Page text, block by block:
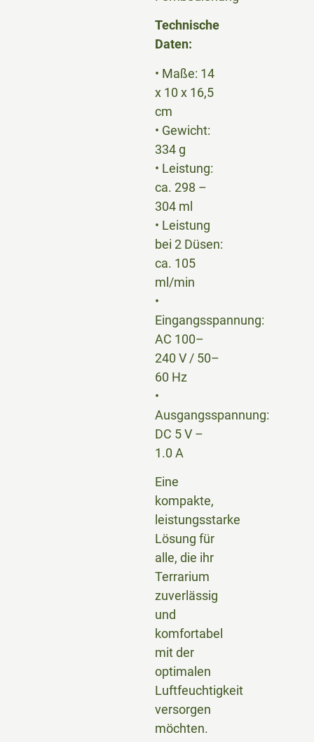
Technische
Daten:
• Maße: 14
x 10 x 16,5
cm
• Gewicht:
334 g
• Leistung:
ca. 298 –
304 ml
• Leistung
bei 2 Düsen:
ca. 105
ml/min
•
Eingangsspannung:
AC 100–
240 V / 50–
60 Hz
•
Ausgangsspannung:
DC 5 V –
1.0 A
Eine
kompakte,
leistungsstarke
Lösung für
alle, die ihr
Terrarium
zuverlässig
und
komfortabel
mit der
optimalen
Luftfeuchtigkeit
versorgen
möchten.